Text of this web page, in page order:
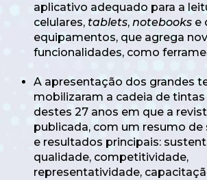
aplicativo adequado para a
celulares, tablets, notebookse
equipamentos, que agrega
funcionalidades, como
A apresentação dos grandes
mobilizaram a cadeia de
destes 27 anos em que a
publicada, com um resumo de
e resultados principais:
qualidade, competitividade,
representatividade,